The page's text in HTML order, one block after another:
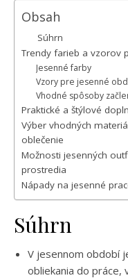
Obsah
Súhrn
Trendy farieb a vzorov
Jesenné farby
Vzory pre jesenné
Vhodné spôsoby
Praktické a štýlové
Výber vhodných
oblečenie
Možnosti jesenných
prostredia
Nápady na jesenné
Súhrn
V jesennom období
obliekania do práce,